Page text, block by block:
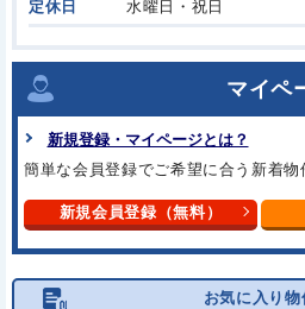
定休日 水曜日・祝日
マイペ
新規登録・マイページとは？
簡単な会員登録でご希望に合う 新着物
新規会員登録（無料）
お気に入り物